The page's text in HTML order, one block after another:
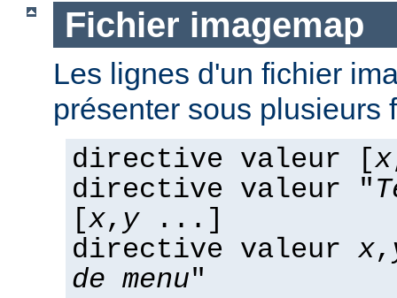
Fichier imagemap
Les lignes d'un fichier
présenter sous plusieurs
directive valeur [x
directive valeur "
[x, y...]
directive valeur x,
de menu"